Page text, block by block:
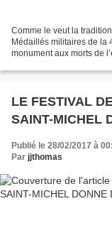
Comme le veut la
Médaillés militaires de la
monument aux morts de
LE FESTIVAL
SAINT-MICHEL
Publié le 28/02/2017 à
Par jjthomas